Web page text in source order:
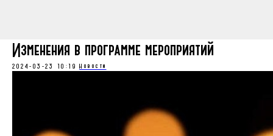
Изменения в программе мероприятий
2024-03-23 10:19 Новости